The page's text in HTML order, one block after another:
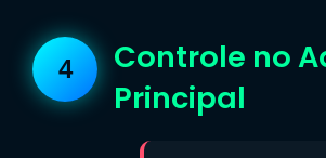
Controle no
Principal